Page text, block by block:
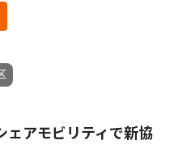
ェアモビリティで新協